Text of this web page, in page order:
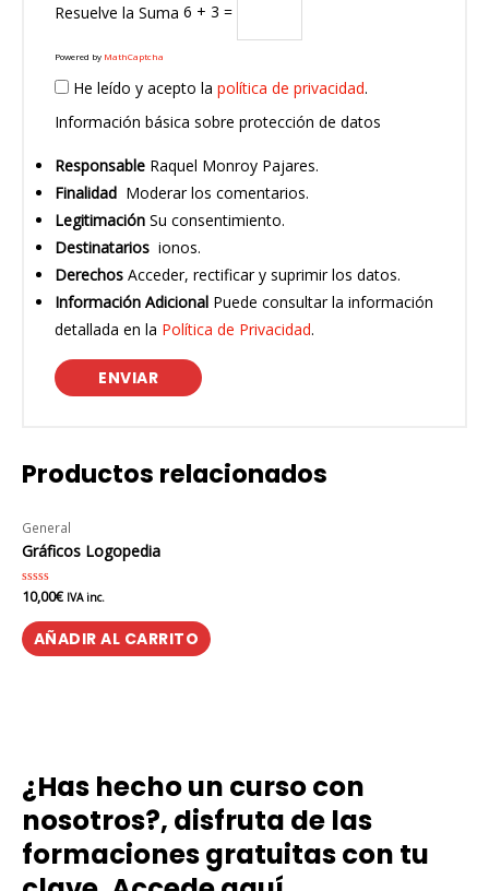
Resuelve la Suma 6 + 3 =
Powered by MathCaptcha
He leído y acepto la política de privacidad.
Información básica sobre protección de datos
Responsable Raquel Monroy Pajares.
Finalidad Moderar los comentarios.
Legitimación Su consentimiento.
Destinatarios ionos.
Derechos Acceder, rectificar y suprimir los datos.
Información Adicional Puede consultar la información
detallada en la Política de Privacidad.
Productos relacionados
General
Gráficos Logopedia
Valorado
de
5
10,00€ IVA inc.
AÑADIR AL CARRITO
¿Has hecho un curso con
nosotros?, disfruta de las
formaciones gratuitas con tu